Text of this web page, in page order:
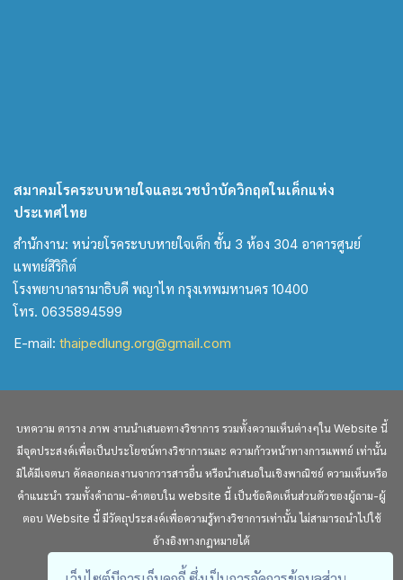
สมาคมโรคระบบหายใจและเวชบำบัดวิกฤตในเด็กแห่ง
ประเทศไทย
สำนักงาน: หน่วยโรคระบบหายใจเด็ก ชั้น 3 ห้อง 304 อาคารศูนย์
แพทย์สิริกิต์
โรงพยาบาลรามาธิบดี พญาไท กรุงเทพมหานคร 10400
โทร. 0635894599
E-mail: thaipedlung.org@gmail.com
บทความ ตาราง ภาพ งานนำเสนอทางวิชาการ รวมทั้งความเห็นต่างๆใน Website นี้
มีจุดประสงค์เพื่อเป็นประโยชน์ทางวิชาการและ ความก้าวหน้าทางการแพทย์ เท่านั้น
มิได้มีเจตนา คัดลอกผลงานจากวารสารอื่น หรือนำเสนอในเชิงพาณิชย์ ความเห็นหรือ
คำแนะนำ รวมทั้งคำถาม-คำตอบใน website นี้ เป็นข้อคิดเห็นส่วนตัวของผู้ถาม-ผู้
ตอบ Website นี้ มีวัตถุประสงค์เพื่อความรู้ทางวิชาการเท่านั้น ไม่สามารถนำไปใช้
อ้างอิงทางกฎหมายได้